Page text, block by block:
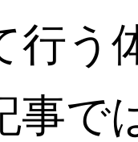
行う
事で